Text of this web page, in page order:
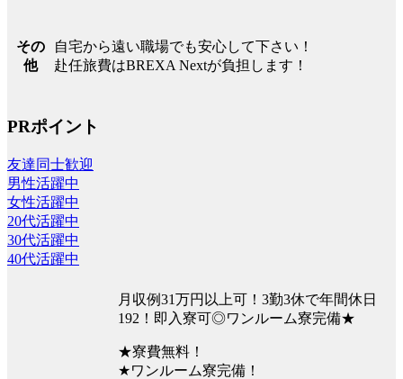
その
他
自宅から遠い職場でも安心して下さい！
赴任旅費はBREXA Nextが負担します！
PRポイント
友達同士歓迎
男性活躍中
女性活躍中
20代活躍中
30代活躍中
40代活躍中
月収例31万円以上可！3勤3休で年間休日
192！即入寮可◎ワンルーム寮完備★
★寮費無料！
★ワンルーム寮完備！